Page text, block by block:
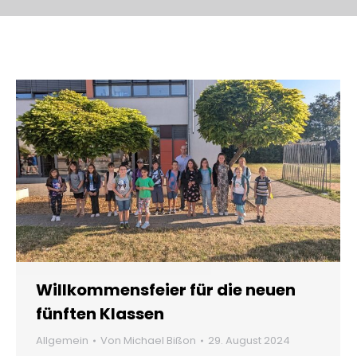
Willkommensfeier für die neuen
fünften Klassen
Allgemein Von Michael Bißon 29. August 2024